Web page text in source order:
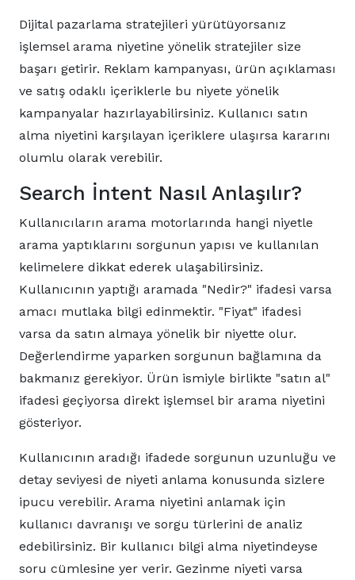
Dijital pazarlama stratejileri yürütüyorsanız
işlemsel arama niyetine yönelik stratejiler size
başarı getirir. Reklam kampanyası, ürün açıklaması
ve satış odaklı içeriklerle bu niyete yönelik
kampanyalar hazırlayabilirsiniz. Kullanıcı satın
alma niyetini karşılayan içeriklere ulaşırsa kararını
olumlu olarak verebilir.
Search İntent Nasıl Anlaşılır?
Kullanıcıların arama motorlarında hangi niyetle
arama yaptıklarını sorgunun yapısı ve kullanılan
kelimelere dikkat ederek ulaşabilirsiniz.
Kullanıcının yaptığı aramada "Nedir?" ifadesi varsa
amacı mutlaka bilgi edinmektir. "Fiyat" ifadesi
varsa da satın almaya yönelik bir niyette olur.
Değerlendirme yaparken sorgunun bağlamına da
bakmanız gerekiyor. Ürün ismiyle birlikte "satın al"
ifadesi geçiyorsa direkt işlemsel bir arama niyetini
gösteriyor.
Kullanıcının aradığı ifadede sorgunun uzunluğu ve
detay seviyesi de niyeti anlama konusunda sizlere
ipucu verebilir. Arama niyetini anlamak için
kullanıcı davranışı ve sorgu türlerini de analiz
edebilirsiniz. Bir kullanıcı bilgi alma niyetindeyse
soru cümlesine yer verir. Gezinme niyeti varsa